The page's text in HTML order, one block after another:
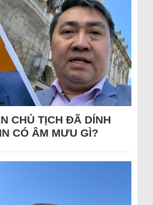
CHỦ TỊCH ĐÃ DÍNH
CÓ ÂM MƯU GÌ?